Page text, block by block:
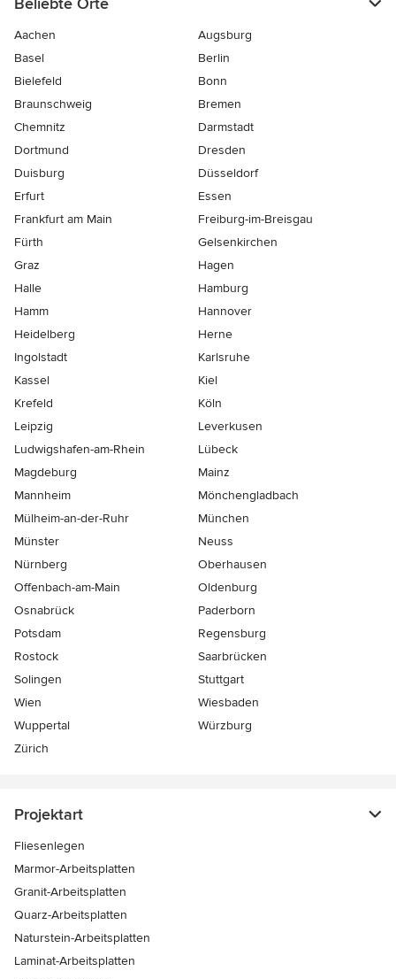
Aachen
Augsburg
Basel
Berlin
Bielefeld
Bonn
Braunschweig
Bremen
Chemnitz
Darmstadt
Dortmund
Dresden
Duisburg
Düsseldorf
Erfurt
Essen
Frankfurt am Main
Freiburg-im-Breisgau
Fürth
Gelsenkirchen
Graz
Hagen
Halle
Hamburg
Hamm
Hannover
Heidelberg
Herne
Ingolstadt
Karlsruhe
Kassel
Kiel
Krefeld
Köln
Leipzig
Leverkusen
Ludwigshafen-am-Rhein
Lübeck
Magdeburg
Mainz
Mannheim
Mönchen­gladbach
Mülheim-an-der-Ruhr
München
Münster
Neuss
Nürnberg
Oberhausen
Offenbach-am-Main
Oldenburg
Osnabrück
Paderborn
Potsdam
Regensburg
Rostock
Saarbrücken
Solingen
Stuttgart
Wien
Wiesbaden
Wuppertal
Würzburg
Zürich
Projektart
Fliesenlegen
Marmor-Arbeitsplatten
Granit-Arbeitsplatten
Quarz-Arbeitsplatten
Naturstein-Arbeitsplatten
Laminat-Arbeitsplatten